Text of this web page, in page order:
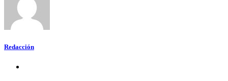
Redacción